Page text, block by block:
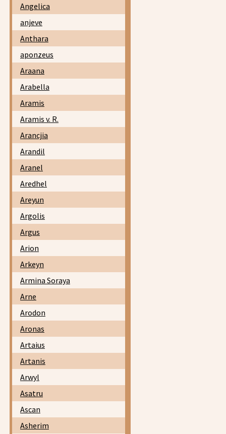
Angelica
anjeve
Anthara
aponzeus
Araana
Arabella
Aramis
Aramis v. R.
Arancjia
Arandil
Aranel
Aredhel
Areyun
Argolis
Argus
Arion
Arkeyn
Armina Soraya
Arne
Arodon
Aronas
Artaius
Artanis
Arwyl
Asatru
Ascan
Asherim